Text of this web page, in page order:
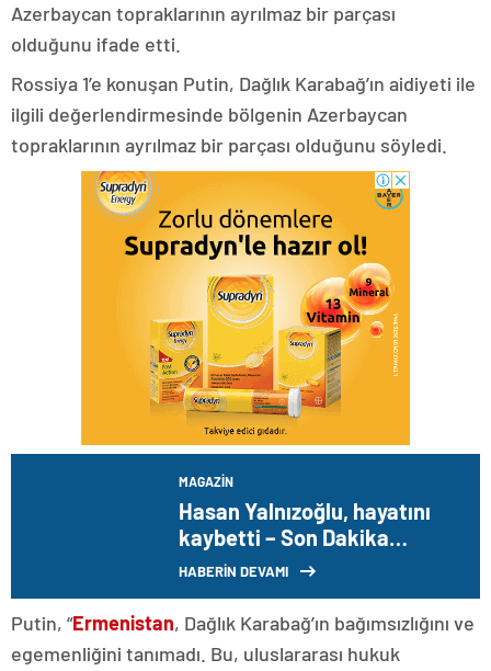
Azerbaycan topraklarının ayrılmaz bir parçası
olduğunu ifade etti.
Rossiya 1’e konuşan Putin, Dağlık Karabağ’ın aidiyeti ile
ilgili değerlendirmesinde bölgenin Azerbaycan
topraklarının ayrılmaz bir parçası olduğunu söyledi.
MAGAZIN
Hasan Yalnızoğlu, hayatını
kaybetti – Son Dakika
Magazin Haberleri
HABERİN DEVAMI
Putin, “Ermenistan, Dağlık Karabağ’ın bağımsızlığını ve
egemenliğini tanımadı. Bu, uluslararası hukuk